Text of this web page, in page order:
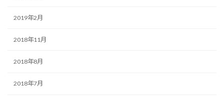
2019年2月
2018年11月
2018年8月
2018年7月